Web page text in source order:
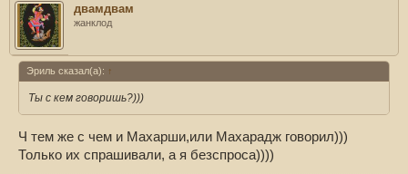
двамдвам
жанклод
Эриль сказал(а): ↑
Ты с кем говоришь?)))
Ч тем же с чем и Махарши,или Махарадж говорил)))
Только их спрашивали, а я безспроса))))